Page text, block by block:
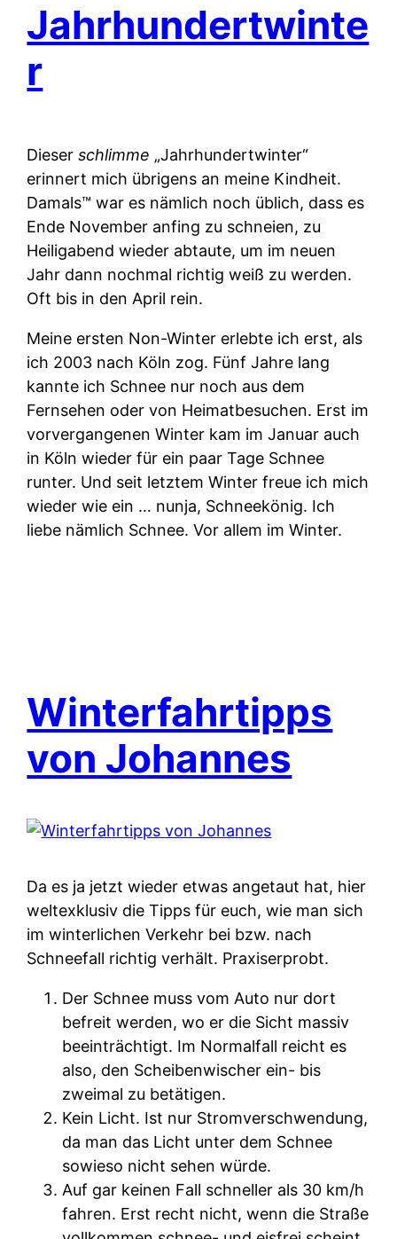
Jahrhundertwinte
r
Dieserschlimme „Jahrhundertwinter“
erinnert mich übrigens an meine Kindheit.
Damals™ war es nämlich noch üblich, dass es
Ende November anfing zu schneien, zu
Heiligabend wieder abtaute, um im neuen
Jahr dann nochmal richtig weiß zu werden.
Oft bis in den April rein.
Meine ersten Non-Winter erlebte ich erst, als
ich 2003 nach Köln zog. Fünf Jahre lang
kannte ich Schnee nur noch aus dem
Fernsehen oder von Heimatbesuchen. Erst im
vorvergangenen Winter kam im Januar auch
in Köln wieder für ein paar Tage Schnee
runter. Und seit letztem Winter freue ich mich
wieder wie ein … nunja, Schneekönig. Ich
liebe nämlich Schnee. Vor allem im Winter.
Winterfahrtipps
von Johannes
Da es ja jetzt wieder etwas angetaut hat, hier
weltexklusiv die Tipps für euch, wie man sich
im winterlichen Verkehr bei bzw. nach
Schneefall richtig verhält. Praxiserprobt.
Der Schnee muss vom Auto nur dort
befreit werden, wo er die Sicht massiv
beeinträchtigt. Im Normalfall reicht es
also, den Scheibenwischer ein- bis
zweimal zu betätigen.
Kein Licht. Ist nur Stromverschwendung,
da man das Licht unter dem Schnee
sowieso nicht sehen würde.
Auf gar keinen Fall schneller als 30 km/h
fahren. Erst recht nicht, wenn die Straße